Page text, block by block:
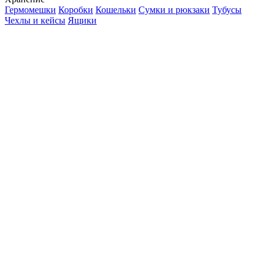
Гермомешки Коробки Кошельки Сумки и рюкзаки Тубусы
Чехлы и кейсы Ящики